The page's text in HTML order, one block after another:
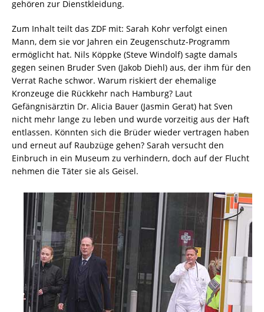
gehören zur Dienstkleidung.
Zum Inhalt teilt das ZDF mit: Sarah Kohr verfolgt einen
Mann, dem sie vor Jahren ein Zeugenschutz-Programm
ermöglicht hat. Nils Köppke (Steve Windolf) sagte damals
gegen seinen Bruder Sven (Jakob Diehl) aus, der ihm für den
Verrat Rache schwor. Warum riskiert der ehemalige
Kronzeuge die Rückkehr nach Hamburg? Laut
Gefängnisärztin Dr. Alicia Bauer (Jasmin Gerat) hat Sven
nicht mehr lange zu leben und wurde vorzeitig aus der Haft
entlassen. Könnten sich die Brüder wieder vertragen haben
und erneut auf Raubzüge gehen? Sarah versucht den
Einbruch in ein Museum zu verhindern, doch auf der Flucht
nehmen die Täter sie als Geisel.